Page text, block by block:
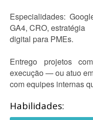
Especialidades:
GA4, CRO, estratégia
digital para PMEs.
Entrego projetos
execução — ou atuo
com equipes internas
Habilidades: